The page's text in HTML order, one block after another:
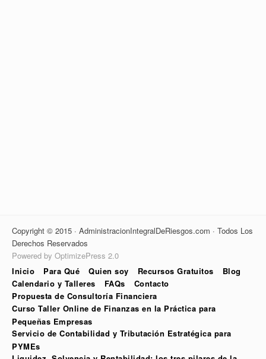
Copyright © 2015 · AdministracionIntegralDeRiesgos.com · Todos Los
Derechos Reservados
Powered by OptimizePress 2.0
Inicio
Para Qué Quien soy Recursos Gratuitos
Blog
Calendario y Talleres
FAQs
Contacto
Propuesta de Consultoría Financiera
Curso Taller Online de Finanzas en la Práctica para
Pequeñas Empresas
Servicio de Contabilidad y Tributación Estratégica para
PYMEs